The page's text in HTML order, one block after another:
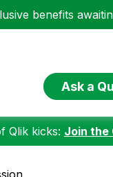
benefits
Ask a
Qlik kicks: Join the